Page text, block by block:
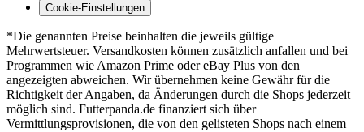
Cookie-Einstellungen
*Die genannten Preise beinhalten die jeweils gültige
Mehrwertsteuer. Versandkosten können zusätzlich anfallen und bei
Programmen wie Amazon Prime oder eBay Plus von den
angezeigten abweichen. Wir übernehmen keine Gewähr für die
Richtigkeit der Angaben, da Änderungen durch die Shops jederzeit
möglich sind. Futterpanda.de finanziert sich über
Vermittlungsprovisionen, die von den gelisteten Shops nach einem